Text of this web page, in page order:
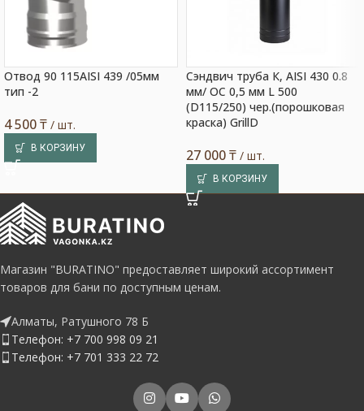
Отвод 90 115AISI 439 /05мм
тип -2
4 500₸ / шт.
В КОРЗИНУ
Сэндвич труба К, AISI 430 0.8
мм/ ОС 0,5 мм L 500
(D115/250) чер.(порошковая
краска) GrillD
27 000₸ / шт.
В КОРЗИНУ
Магазин "BURATINO" предоставляет широкий ассортимент
товаров для бани по доступным ценам.
Алматы, Ратушного 78 Б
Телефон: +7 700 998 09 21
Телефон: +7 701 333 22 72